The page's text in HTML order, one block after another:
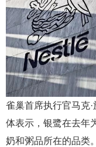
雀巢首席执行官马克
体表示，银鹭在去年
奶和粥品所在的品类。